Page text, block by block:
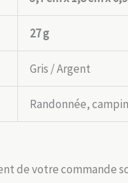
27 g
Gris / Argent
Randonnée,
de votre commande